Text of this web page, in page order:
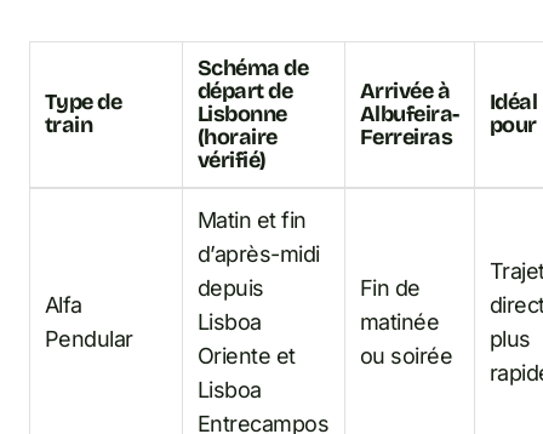
Type de
train
Schéma de
départ de
Lisbonne
(horaire
vérifié)
Arrivée à
Albufeira-
Ferreiras
Idéal
pour
Alfa
Pendular
Matin et fin
d’après-midi
depuis
Lisboa
Oriente et
Lisboa
Entrecampos
Fin de
matinée
ou soirée
plus